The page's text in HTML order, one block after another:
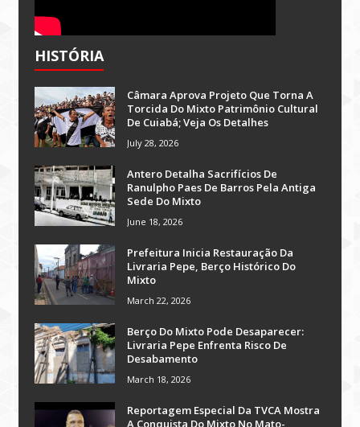
HISTÓRIA
Câmara Aprova Projeto Que Torna A
Torcida Do Mixto Patrimônio Cultural
De Cuiabá; Veja Os Detalhes
July 28, 2026
Antero Detalha Sacrifícios De
Ranulpho Paes De Barros Pela Antiga
Sede Do Mixto
June 18, 2026
Prefeitura Inicia Restauração Da
Livraria Pepe, Berço Histórico Do
Mixto
March 22, 2026
Berço Do Mixto Pode Desaparecer:
Livraria Pepe Enfrenta Risco De
Desabamento
March 18, 2026
Reportagem Especial Da TVCA Mostra
A Conquista Do Mixto No Mato-